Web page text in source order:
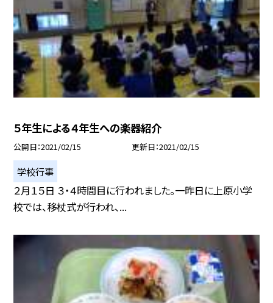
５年生による４年生への楽器紹介
公開日 2021/02/15 更新日 2021/02/15
学校行事
２月１５日 ３・４時間目に行われました。一昨日に上原小学
校では、移杖式が行われ、...